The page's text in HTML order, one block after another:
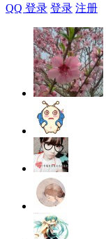
QQ 登录 登录 注册